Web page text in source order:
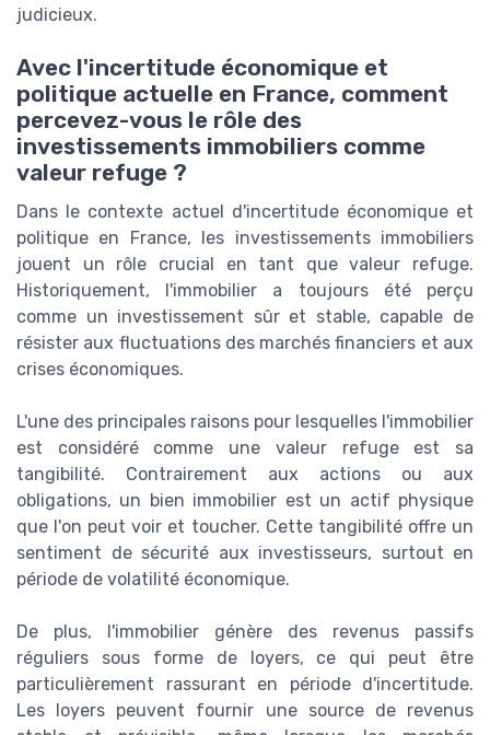
judicieux.
Avec l'incertitude économique et
politique actuelle en France, comment
percevez-vous le rôle des
investissements immobiliers comme
valeur refuge ?
Dans le contexte actuel d'incertitude économique et
politique en France, les investissements immobiliers
jouent un rôle crucial en tant que valeur refuge.
Historiquement, l'immobilier a toujours été perçu
comme un investissement sûr et stable, capable de
résister aux fluctuations des marchés financiers et aux
crises économiques.
L'une des principales raisons pour lesquelles l'immobilier
est considéré comme une valeur refuge est sa
tangibilité. Contrairement aux actions ou aux
obligations, un bien immobilier est un actif physique
que l'on peut voir et toucher. Cette tangibilité offre un
sentiment de sécurité aux investisseurs, surtout en
période de volatilité économique.
De plus, l'immobilier génère des revenus passifs
réguliers sous forme de loyers, ce qui peut être
particulièrement rassurant en période d'incertitude.
Les loyers peuvent fournir une source de revenus